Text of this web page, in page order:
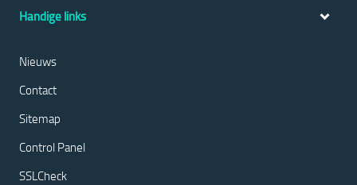
Handige links
Nieuws
Contact
Sitemap
Control Panel
SSLCheck